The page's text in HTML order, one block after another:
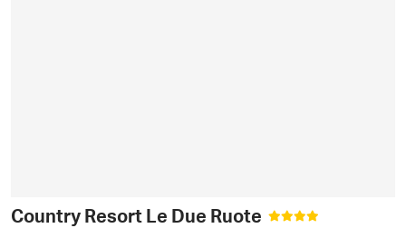
Country Resort Le Due Ruote